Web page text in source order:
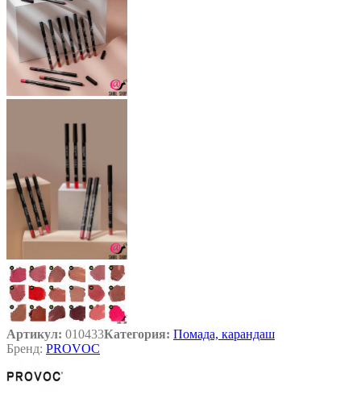
Артикул: 010433Категория: Помада, карандаш
Бренд: PROVOC